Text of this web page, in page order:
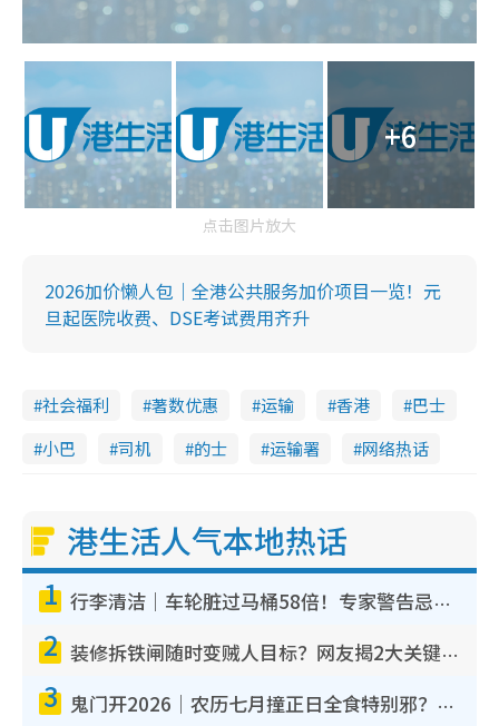
+6
点击图片放大
2026加价懒人包｜全港公共服务加价项目一览！元
旦起医院收费、DSE考试费用齐升
社会福利 著数优惠 运输 香港
巴士
小巴
司机 的士 运输署 网络热话
港生活人气本地热话
1 行李清洁｜车轮脏过马桶58倍！专家警告忌用酒精擦 教1招免脏手除菌
2 装修拆铁闸随时变贼人目标？网友揭2大关键用途：装新款等于白装？附新旧铁闸分别
3 鬼门开2026｜农历七月撞正日全食特别邪？专家警告切忌做一事！揭4大禁忌+2招保平安